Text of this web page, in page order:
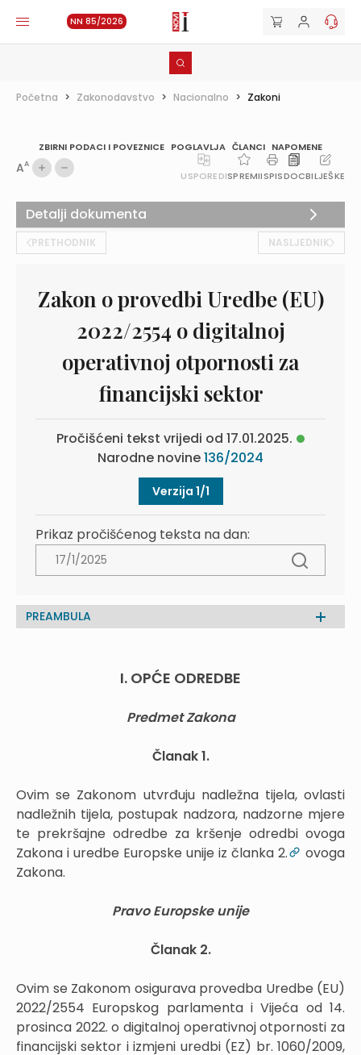
NN 85/2026
Početna > Zakonodavstvo > Nacionalno > Zakoni
ZBIRNI PODACI I POVEZNICE POGLAVLJA ČLANCI NAPOMENE
AA
USPOREDISPREMIISPISDOCBILJEŠKE
PRETHODNIK NASLJEDNIK
Zakon o provedbi Uredbe (EU)
2022/2554 o digitalnoj
operativnoj otpornosti za
financijski sektor
Pročišćeni tekst vrijedi od 17.01.2025.
Narodne novine136/2024
Verzija 1/1
Prikaz pročišćenog teksta na dan:
PREAMBULA
I. OPĆE ODREDBE
Predmet Zakona
Članak 1.
Ovim se Zakonom utvrđuju nadležna tijela, ovlasti
nadležnih tijela, postupak nadzora, nadzorne mjere
te prekršajne odredbe za kršenje odredbi ovoga
Zakona i uredbe Europske unije iz članka 2.
ovoga
Zakona.
Pravo Europske unije
Članak 2.
Ovim se Zakonom osigurava provedba Uredbe (EU)
2022/2554 Europskog parlamenta i Vijeća od 14.
prosinca 2022. o digitalnoj operativnoj otpornosti za
financijski sektor i izmjeni uredbi (EZ) br. 1060/2009,
Detalji dokumenta